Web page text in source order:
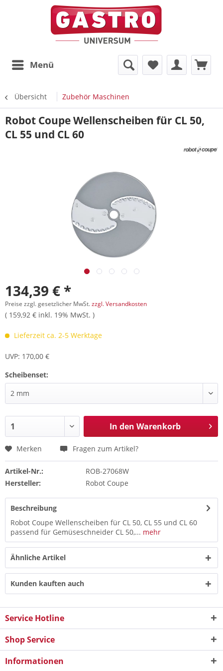
Menü
Übersicht Zubehör Maschinen
Robot Coupe Wellenscheiben für CL 50,
CL 55 und CL 60
134,39 € *
Preise zzgl. gesetzlicher MwSt.zzgl. Versandkosten
( 159,92 € inkl. 19% MwSt. )
Lieferzeit ca. 2-5 Werktage
UVP: 170,00 €
Scheibenset:
In den Warenkorb
Merken Fragen zum Artikel?
Artikel-Nr.:
ROB-27068W
Hersteller:
Robot Coupe
Beschreibung
Robot Coupe Wellenscheiben für CL 50, CL 55 und CL 60
passend für Gemüseschneider CL 50,... mehr
Ähnliche Artikel
Kunden kauften auch
Service Hotline
Shop Service
Informationen